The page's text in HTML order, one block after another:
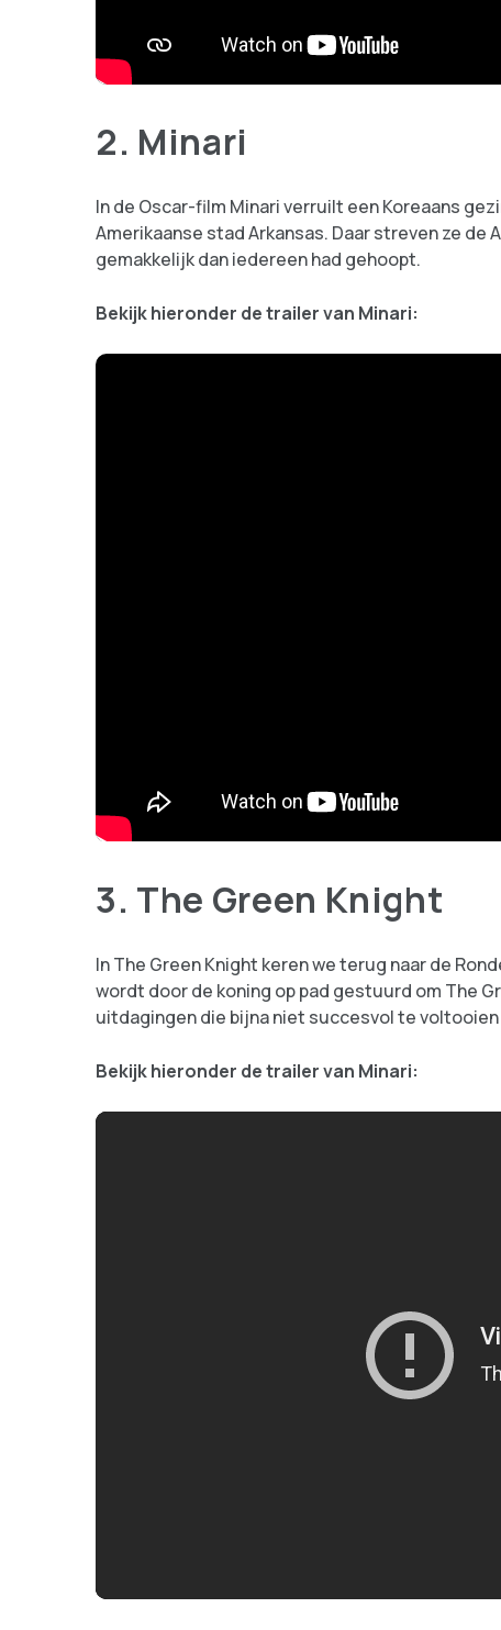
2. Minari
In de Oscar-film Minari verruilt een Koreaans
Amerikaanse stad Arkansas. Daar streven ze de
gemakkelijk dan iedereen had gehoopt.
Bekijk hieronder de trailer van Minari:
3. The Green Knight
In The Green Knight keren we terug naar de
wordt door de koning op pad gestuurd om The
uitdagingen die bijna niet succesvol te voltooien
Bekijk hieronder de trailer van Minari: